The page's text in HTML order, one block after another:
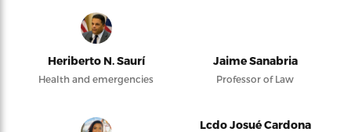
Heriberto N. Saurí
Health and emergencies
Jaime Sanabria
Professor of Law
Lcdo Josué Cardona